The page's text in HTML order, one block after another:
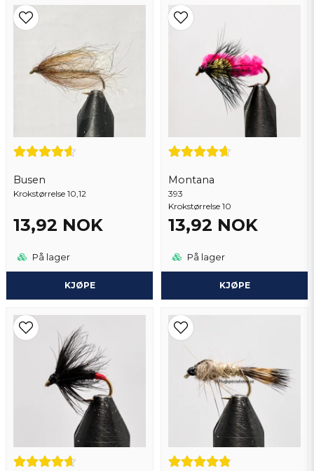
Busen
Krokstørrelse 10,12
13,92 NOK
På lager
KJØPE
Montana
393
Krokstørrelse 10
13,92 NOK
På lager
KJØPE
email
Epostadresse
Ja, du kan publisere spørsmålet mitt
Send spørsmål